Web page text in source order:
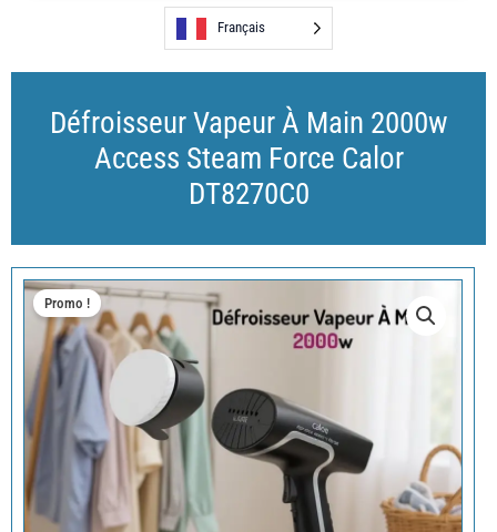
Français
Défroisseur Vapeur À Main 2000w
Access Steam Force Calor
DT8270C0
Promo !